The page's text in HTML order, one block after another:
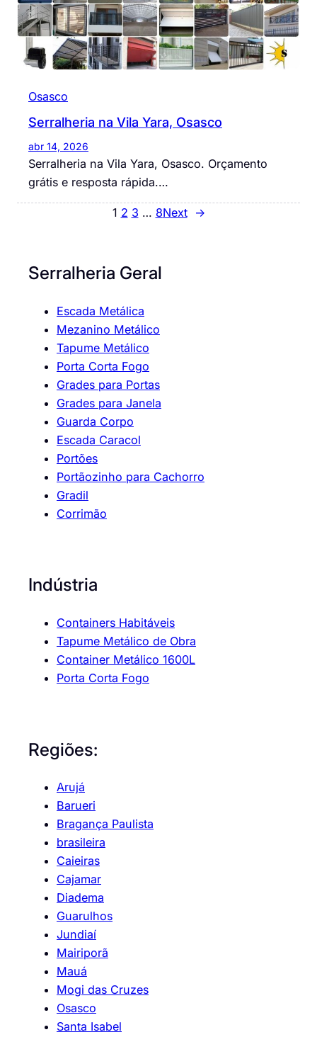
Osasco
Serralheria na Vila Yara, Osasco
abr 14, 2026
Serralheria na Vila Yara, Osasco. Orçamento
grátis e resposta rápida.…
1 2 3 … 8Next →
Serralheria Geral
Escada Metálica
Mezanino Metálico
Tapume Metálico
Porta Corta Fogo
Grades para Portas
Grades para Janela
Guarda Corpo
Escada Caracol
Portões
Portãozinho para Cachorro
Gradil
Corrimão
Indústria
Containers Habitáveis
Tapume Metálico de Obra
Container Metálico 1600L
Porta Corta Fogo
Regiões:
Arujá
Barueri
Bragança Paulista
brasileira
Caieiras
Cajamar
Diadema
Guarulhos
Jundiaí
Mairiporã
Mauá
Mogi das Cruzes
Osasco
Santa Isabel